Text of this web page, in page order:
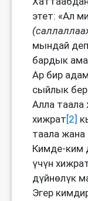
этет: «Ал
(
мындай
бардык
Ар бир
сыйлык
Алла таала
хижрат[2]
таала жана
Кимде-ким
үчүн
дүйнөлүк
Эгер